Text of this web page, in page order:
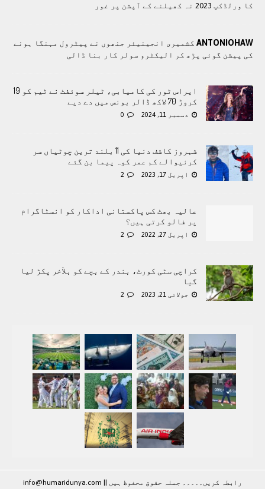
کا ورلڈکپ 2023 نہ کھیلنے کے آپشن پر غور
ANTONIOHAW کشمیری انجینیئر جنھوں نے پیٹرول مہنگا ہونے
کی پیشن گوئی پڑھ کر الیکٹرو سولر کار بنا ڈالی
ایراس ٹور کی کامیابی، ٹیلر سوئفٹ نے ٹیم کو 19
کروڑ 70 لاکھ ڈالر بونس میں دے دیے
دسمبر 11, 2024 0
شہروز کاشف دنیا کی 11 بلند ترین چوٹیاں سر
کرنیوالے کم عمر کوہ پیما بن گئے
اپریل 17, 2023 2
عالیہ بھٹ کس پاکستانی اداکار کو انسٹاگرام
پر فالو کرتی ہیں؟
اپریل 27, 2022 2
کراچی سٹی کورٹ، بندر کے بچے کو بلآخر پکڑ لیا
گیا
جولائی 21, 2023 2
رابطہ کريں۔۔۔۔۔ جملہ حقوق محفوظ ہيں | info@humaridunya.com |